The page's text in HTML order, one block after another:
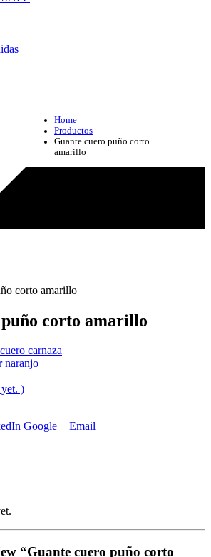
Home
Productos
Guante cuero puño corto
amarillo
corto amarillo
carnaza
naranjo
)
Google + Email
“Guante cuero puño corto